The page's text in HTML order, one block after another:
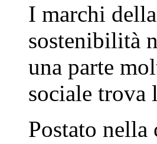
I marchi
sostenibilità
una parte
sociale
Postato nella